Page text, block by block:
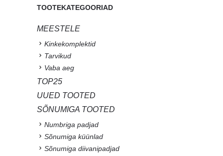
TOOTEKATEGOORIAD
MEESTELE
Kinkekomplektid
Tarvikud
Vaba aeg
TOP25
UUED TOOTED
SÕNUMIGA TOOTED
Numbriga padjad
Sõnumiga küünlad
Sõnumiga diivanipadjad